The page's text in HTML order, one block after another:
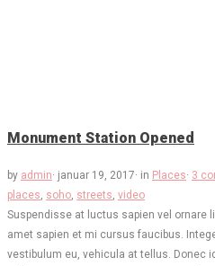
Monument Station Opened
by admin· januar 19, 2017· in Places· 3
places, soho, streets, video
Suspendisse at luctus sapien vel ornare
amet sapien et mi cursus faucibus.
vestibulum eu, vehicula at tellus. Donec